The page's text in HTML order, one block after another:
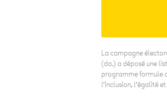
La campagne
(da.) a déposé une
programme formule
l’inclusion, l’égalité